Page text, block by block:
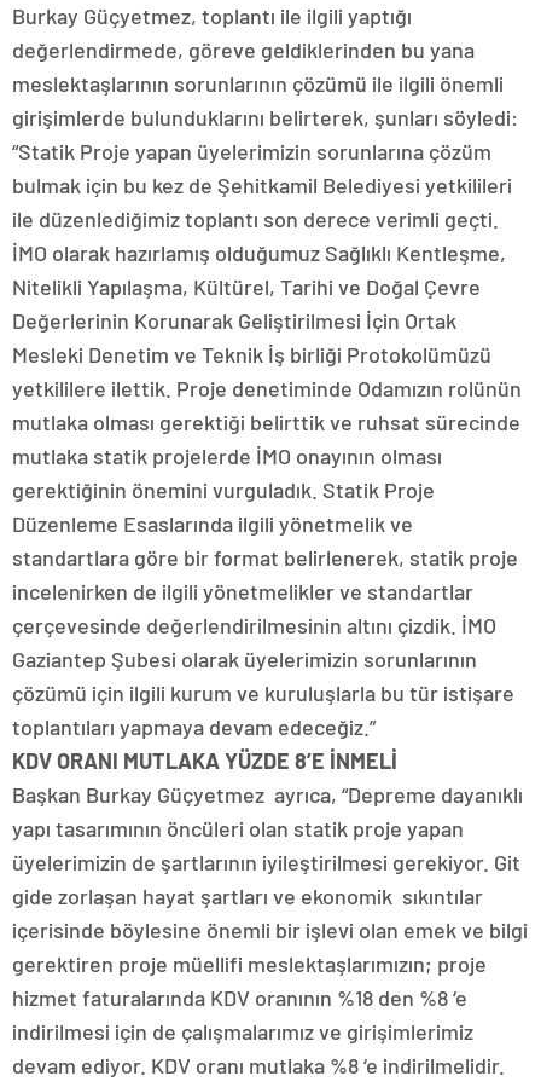
Burkay Güçyetmez, toplantı ile ilgili yaptığı
değerlendirmede, göreve geldiklerinden bu yana
meslektaşlarının sorunlarının çözümü ile ilgili önemli
girişimlerde bulunduklarını belirterek, şunları söyledi:
“Statik Proje yapan üyelerimizin sorunlarına çözüm
bulmak için bu kez de Şehitkamil Belediyesi yetkilileri
ile düzenlediğimiz toplantı son derece verimli geçti.
İMO olarak hazırlamış olduğumuz Sağlıklı Kentleşme,
Nitelikli Yapılaşma, Kültürel, Tarihi ve Doğal Çevre
Değerlerinin Korunarak Geliştirilmesi İçin Ortak
Mesleki Denetim ve Teknik İş birliği Protokolümüzü
yetkililere ilettik. Proje denetiminde Odamızın rolünün
mutlaka olması gerektiği belirttik ve ruhsat sürecinde
mutlaka statik projelerde İMO onayının olması
gerektiğinin önemini vurguladık. Statik Proje
Düzenleme Esaslarında ilgili yönetmelik ve
standartlara göre bir format belirlenerek, statik proje
incelenirken de ilgili yönetmelikler ve standartlar
çerçevesinde değerlendirilmesinin altını çizdik. İMO
Gaziantep Şubesi olarak üyelerimizin sorunlarının
çözümü için ilgili kurum ve kuruluşlarla bu tür istişare
toplantıları yapmaya devam edeceğiz.”
KDV ORANI MUTLAKA YÜZDE 8’E İNMELİ
Başkan Burkay Güçyetmez ayrıca, “Depreme dayanıklı
yapı tasarımının öncüleri olan statik proje yapan
üyelerimizin de şartlarının iyileştirilmesi gerekiyor. Git
gide zorlaşan hayat şartları ve ekonomik sıkıntılar
içerisinde böylesine önemli bir işlevi olan emek ve bilgi
gerektiren proje müellifi meslektaşlarımızın; proje
hizmet faturalarında KDV oranının %18 den %8 ‘e
indirilmesi için de çalışmalarımız ve girişimlerimiz
devam ediyor. KDV oranı mutlaka %8 ‘e indirilmelidir.